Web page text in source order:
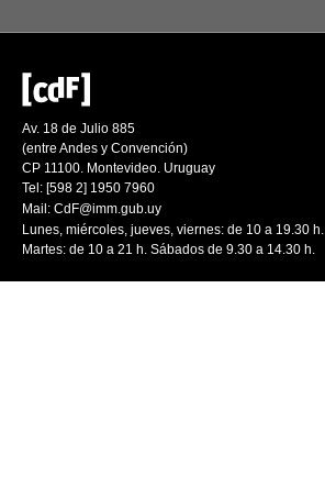
Av. 18 de Julio 885
(entre Andes y Convención)
CP 11100. Montevideo. Uruguay
Tel: [598 2] 1950 7960
Mail: CdF@imm.gub.uy
Lunes, miércoles, jueves, viernes: de 10 a 19.30 h.
Martes: de 10 a 21 h. Sábados de 9.30 a 14.30 h.